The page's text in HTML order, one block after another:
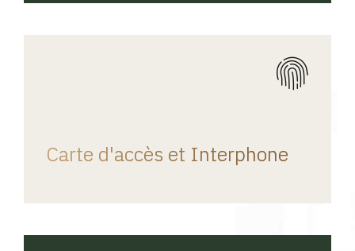
Carte d'accès et Interphone